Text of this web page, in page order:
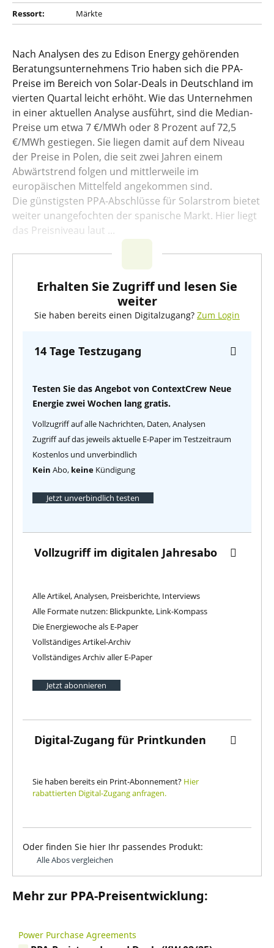
Ressort:
Märkte
Nach Analysen des zu Edison Energy gehörenden
Beratungsunternehmens Trio haben sich die PPA-
Preise im Bereich von Solar-Deals in Deutschland im
vierten Quartal leicht erhöht. Wie das Unternehmen
in einer aktuellen Analyse ausführt, sind die Median-
Preise um etwa 7 €/MWh oder 8 Prozent auf 72,5
€/MWh gestiegen. Sie liegen damit auf dem Niveau
der Preise in Polen, die seit zwei Jahren einem
Abwärtstrend folgen und mittlerweile im
europäischen Mittelfeld angekommen sind.
Die günstigsten PPA-Abschlüsse für Solarstrom bietet
weiter unangefochten der spanische Markt. Hier liegt
das Preisniveau laut ...
Erhalten Sie Zugriff und lesen Sie
weiter
Sie haben bereits einen Digitalzugang? Zum Login
14 Tage Testzugang
Testen Sie das Angebot von ContextCrew Neue
Energie zwei Wochen lang gratis.
Vollzugriff auf alle Nachrichten, Daten, Analysen
Zugriff auf das jeweils aktuelle E-Paper im Testzeitraum
Kostenlos und unverbindlich
Kein Abo, keine Kündigung
Jetzt unverbindlich testen
Vollzugriff im digitalen Jahresabo
Alle Artikel, Analysen, Preisberichte, Interviews
Alle Formate nutzen: Blickpunkte, Link-Kompass
Die Energiewoche als E-Paper
Vollständiges Artikel-Archiv
Vollständiges Archiv aller E-Paper
Jetzt abonnieren
Digital-Zugang für Printkunden
Sie haben bereits ein Print-Abonnement? Hier
rabattierten Digital-Zugang anfragen.
Oder finden Sie hier Ihr passendes Produkt:
Alle Abos vergleichen
Mehr zur PPA-Preisentwicklung:
Power Purchase Agreements